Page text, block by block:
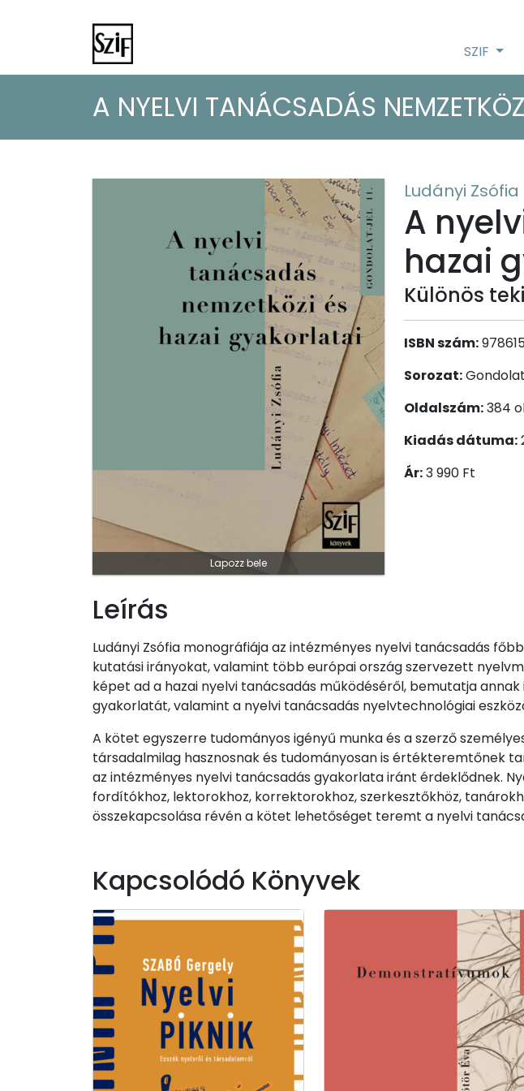
SZIF
A NYELVI TANÁCSADÁS
Lapozz bele
Ludányi Zsófia
A
hazai
Különös
ISBN szám:
Sorozat:
Oldalszám:384
Kiadás dátuma:
Ár:3 990 Ft
Leírás
Ludányi Zsófia monográfiája az intézményes nyelvi tanácsadás
kutatási irányokat, valamint több európai ország szervezett
képet ad a hazai nyelvi tanácsadás működéséről, bemutatja
gyakorlatát, valamint a nyelvi tanácsadás nyelvtechnológiai
A kötet egyszerre tudományos igényű munka és a szerző
társadalmilag hasznosnak és tudományosan is értékteremtőnek
az intézményes nyelvi tanácsadás gyakorlata iránt érdeklődnek.
fordítókhoz, lektorokhoz, korrektorokhoz, szerkesztőkhöz,
összekapcsolása révén a kötet lehetőséget teremt a nyelvi
Kapcsolódó Könyvek